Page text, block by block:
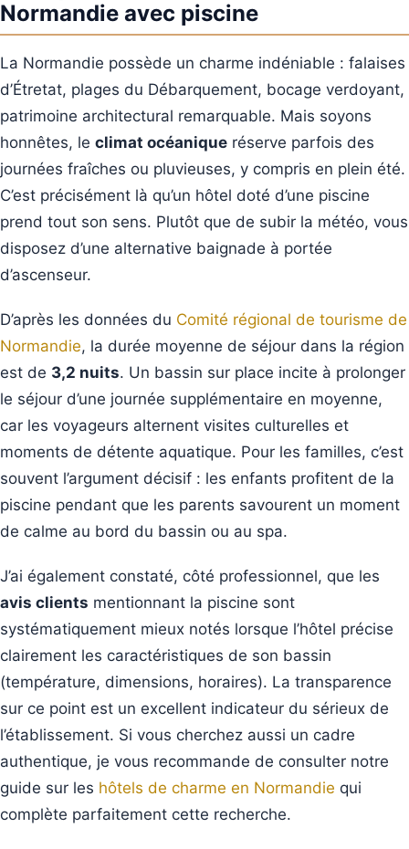
Normandie avec piscine
La Normandie possède un charme indéniable : falaises
d’Étretat, plages du Débarquement, bocage verdoyant,
patrimoine architectural remarquable. Mais soyons
honnêtes, le climat océanique réserve parfois des
journées fraîches ou pluvieuses, y compris en plein été.
C’est précisément là qu’un hôtel doté d’une piscine
prend tout son sens. Plutôt que de subir la météo, vous
disposez d’une alternative baignade à portée
d’ascenseur.
D’après les données du Comité régional de tourisme de
Normandie, la durée moyenne de séjour dans la région
est de 3,2 nuits. Un bassin sur place incite à prolonger
le séjour d’une journée supplémentaire en moyenne,
car les voyageurs alternent visites culturelles et
moments de détente aquatique. Pour les familles, c’est
souvent l’argument décisif : les enfants profitent de la
piscine pendant que les parents savourent un moment
de calme au bord du bassin ou au spa.
J’ai également constaté, côté professionnel, que les
avis clients mentionnant la piscine sont
systématiquement mieux notés lorsque l’hôtel précise
clairement les caractéristiques de son bassin
(température, dimensions, horaires). La transparence
sur ce point est un excellent indicateur du sérieux de
l’établissement. Si vous cherchez aussi un cadre
authentique, je vous recommande de consulter notre
guide sur les hôtels de charme en Normandie qui
complète parfaitement cette recherche.